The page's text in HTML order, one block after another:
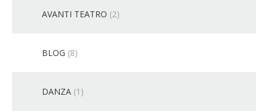
AVANTI TEATRO (2)
BLOG (8)
DANZA (1)